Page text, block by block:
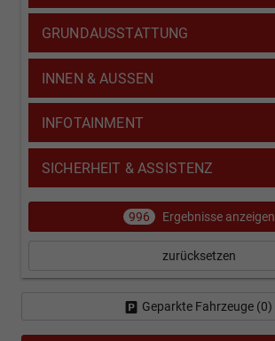
GRUNDAUSSTATTUNG
INNEN & AUSSEN
INFOTAINMENT
SICHERHEIT & ASSISTENZ
996 Ergebnisse anzeigen
zurücksetzen
Geparkte Fahrzeuge (0)